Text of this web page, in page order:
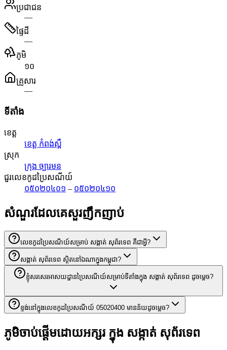
ប្រជាជន
—
ផ្ទៃដី
—
ភូមិ
១០
គ្រួសារ
—
ទីតាំង
ខេត្ត
ខេត្ត កំពង់ស្ពឺ
ស្រុក
ក្រុង ច្បារមន
ជួរលេខកូដប្រៃសណីយ៍
០៥០២០៤០១ – ០៥០២០៤១០
សំណួរដែលគេសួរញឹកញាប់
លេខកូដប្រៃសណីយ៍សម្រាប់ សង្កាត់ សុព័រទេព គឺជាអ្វី?
សង្កាត់ សុព័រទេព ស្ថិតនៅឯណាក្នុងកម្ពុជា?
ខ្ញុំសរសេរអាសយដ្ឋានប្រៃសណីយ៍សម្រាប់ទីតាំងក្នុង សង្កាត់ សុព័រទេព ដូចម្តេច?
ខ្ទង់នៅក្នុងលេខកូដប្រៃសណីយ៍ 05020400 មានន័យដូចម្តេច?
ភូមិចាប់ផ្តើមដោយអក្សរ ក្នុង សង្កាត់ សុព័រទេព